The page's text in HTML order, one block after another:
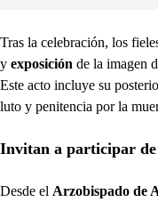
Tras la celebración, los
y exposición de la imagen
Este acto incluye su
luto y penitencia por la
Invitan a participar
Desde el Arzobispado de